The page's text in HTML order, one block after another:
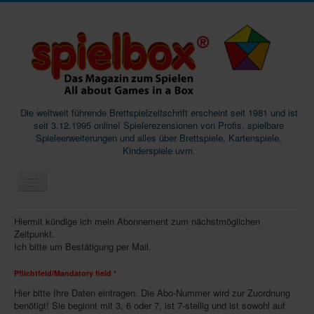
Die weltweit führende Brettspielzeitschrift erscheint seit 1981 und ist
seit 3.12.1995 online! Spielerezensionen von Profis, spielbare
Spieleerweiterungen und alles über Brettspiele, Kartenspiele,
Kinderspiele uvm.
Start
Magazine
Podcast
Hiermit kündige ich mein Abonnement zum nächstmöglichen
Zeitpunkt.
Ich bitte um Bestätigung per Mail.
Pflichtfeld/Mandatory field *
Hier bitte Ihre Daten eintragen. Die Abo-Nummer wird zur Zuordnung
benötigt! Sie beginnt mit 3, 6 oder 7, ist 7-stellig und ist sowohl auf